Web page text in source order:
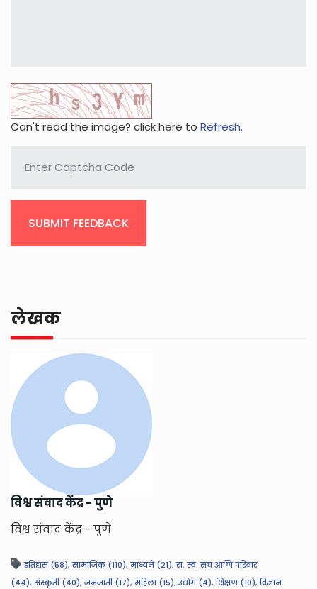
Can't read the image? click here to Refresh.
SUBMIT FEEDBACK
लेखक
विश्व संवाद केंद्र - पुणे
विश्व संवाद केंद्र - पुणे
इतिहास (58), सामाजिक (110), माध्यमे (21), रा. स्व. संघ आणि परिवार
(44), संस्कृती (40), जनजाती (17), महिला (15), उद्योग (4), शिक्षण (10), विज्ञान